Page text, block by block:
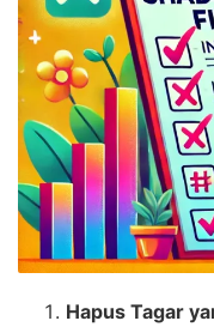
Hapus Tagar